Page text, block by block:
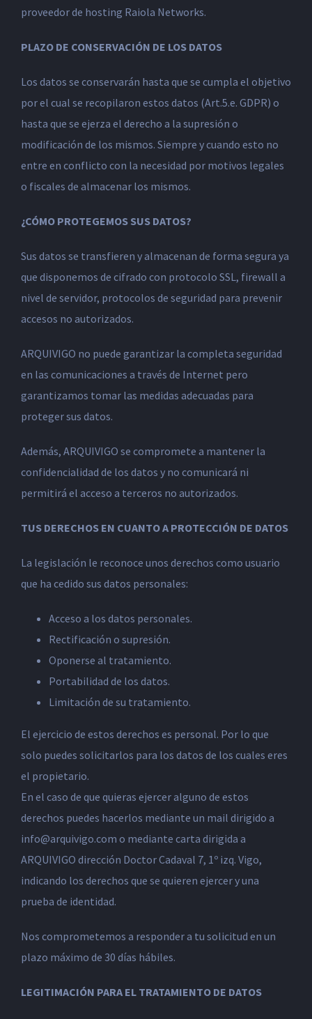
proveedor de hosting Raiola Networks.
PLAZO DE CONSERVACIÓN DE LOS DATOS
Los datos se conservarán hasta que se cumpla el objetivo
por el cual se recopilaron estos datos (Art.5.e. GDPR) o
hasta que se ejerza el derecho a la supresión o
modificación de los mismos. Siempre y cuando esto no
entre en conflicto con la necesidad por motivos legales
o fiscales de almacenar los mismos.
¿CÓMO PROTEGEMOS SUS DATOS?
Sus datos se transfieren y almacenan de forma segura ya
que disponemos de cifrado con protocolo SSL, firewall a
nivel de servidor, protocolos de seguridad para prevenir
accesos no autorizados.
ARQUIVIGO no puede garantizar la completa seguridad
en las comunicaciones a través de Internet pero
garantizamos tomar las medidas adecuadas para
proteger sus datos.
Además, ARQUIVIGO se compromete a mantener la
confidencialidad de los datos y no comunicará ni
permitirá el acceso a terceros no autorizados.
TUS DERECHOS EN CUANTO A PROTECCIÓN DE DATOS
La legislación le reconoce unos derechos como usuario
que ha cedido sus datos personales:
Acceso a los datos personales.
Rectificación o supresión.
Oponerse al tratamiento.
Portabilidad de los datos.
Limitación de su tratamiento.
El ejercicio de estos derechos es personal. Por lo que
solo puedes solicitarlos para los datos de los cuales eres
el propietario.
En el caso de que quieras ejercer alguno de estos
derechos puedes hacerlos mediante un mail dirigido a
info@arquivigo.com o mediante carta dirigida a
ARQUIVIGO dirección Doctor Cadaval 7, 1º izq. Vigo,
indicando los derechos que se quieren ejercer y una
prueba de identidad.
Nos comprometemos a responder a tu solicitud en un
plazo máximo de 30 días hábiles.
LEGITIMACIÓN PARA EL TRATAMIENTO DE DATOS